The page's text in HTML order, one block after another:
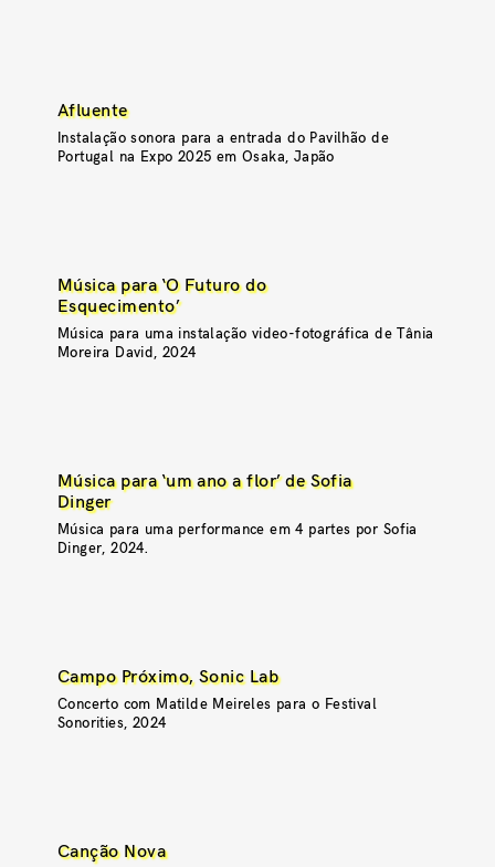
Afluente
Instalação sonora para a entrada do Pavilhão de
Portugal na Expo 2025 em Osaka, Japão
Música para ‘O Futuro do
Esquecimento’
Música para uma instalação video-fotográfica de Tânia
Moreira David, 2024
Música para ‘um ano a flor’ de Sofia
Dinger
Música para uma performance em 4 partes por Sofia
Dinger, 2024.
Campo Próximo, Sonic Lab
Concerto com Matilde Meireles para o Festival
Sonorities, 2024
Canção Nova